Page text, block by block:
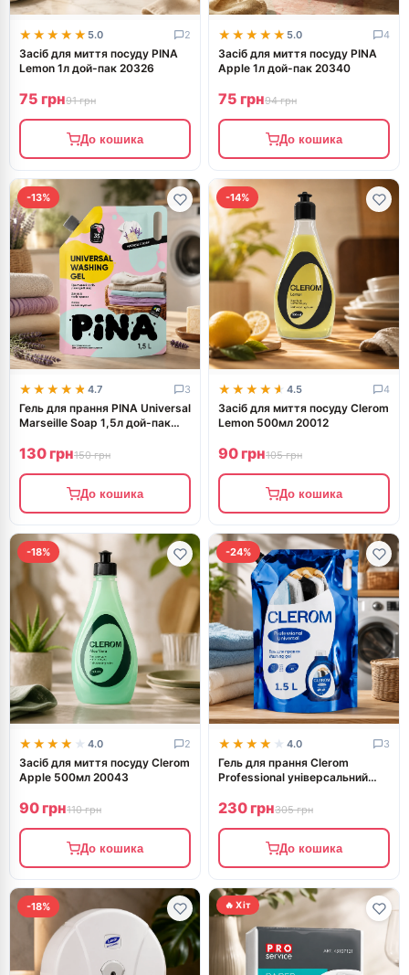
★★★★★
★★★★★ 5.0 2
Засіб для миття посуду PINA
Lemon 1л дой-пак 20326
75 грн91 грн
До кошика
★★★★★
★★★★★ 5.0 4
Засіб для миття посуду PINA
Apple 1л дой-пак 20340
75 грн94 грн
До кошика
-13%
★★★★★
★★★★★ 4.7 3
Гель для прання PINA Universal
Marseille Soap 1,5л дой-пак
130 грн150 грн
До кошика
-14%
★★★★★
★★★★★ 4.5 4
Засіб для миття посуду Clerom
Lemon 500мл 20012
90 грн105 грн
До кошика
-18%
★★★★★
★★★★★ 4.0 2
Засіб для миття посуду Clerom
Apple 500мл 20043
90 грн110 грн
До кошика
-24%
★★★★★
★★★★★ 4.0 3
Гель для прання Clerom
Professional універсальний
230 грн305 грн
До кошика
-18% 🔥 Хіт